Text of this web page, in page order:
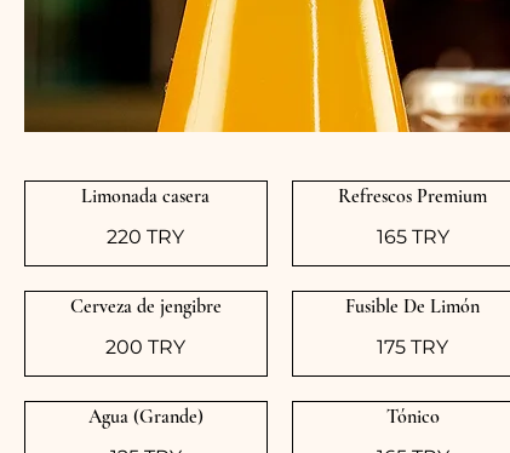
Limonada casera
220 TRY
Refrescos Premium
165 TRY
Cerveza de jengibre
200 TRY
Fusible De Limón
175 TRY
Agua (Grande) Tónico